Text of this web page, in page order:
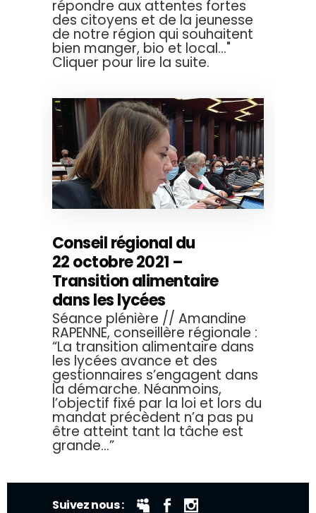
répondre aux attentes fortes
des citoyens et de la jeunesse
de notre région qui souhaitent
bien manger, bio et local..."
Cliquer pour lire la suite.
Conseil régional du
22 octobre 2021 –
Transition alimentaire
dans les lycées
Séance plénière // Amandine
RAPENNE, conseillère régionale :
“La transition alimentaire dans
les lycées avance et des
gestionnaires s’engagent dans
la démarche. Néanmoins,
l’objectif fixé par la loi et lors du
mandat précèdent n’a pas pu
être atteint tant la tâche est
grande...”
Suivez nous :